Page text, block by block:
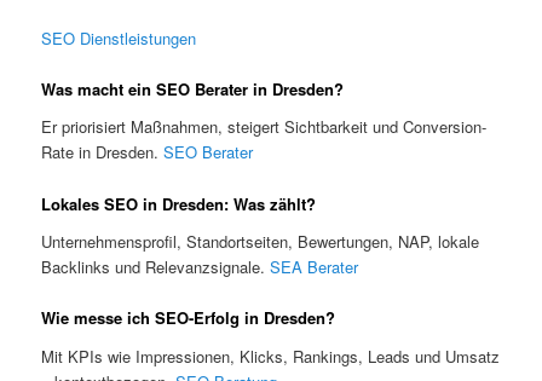
SEO Dienstleistungen
Was macht ein SEO Berater in Dresden?
Er priorisiert Maßnahmen, steigert Sichtbarkeit und Conversion-
Rate in Dresden.SEO Berater
Lokales SEO in Dresden: Was zählt?
Unternehmensprofil, Standortseiten, Bewertungen, NAP, lokale
Backlinks und Relevanzsignale.SEA Berater
Wie messe ich SEO-Erfolg in Dresden?
Mit KPIs wie Impressionen, Klicks, Rankings, Leads und Umsatz